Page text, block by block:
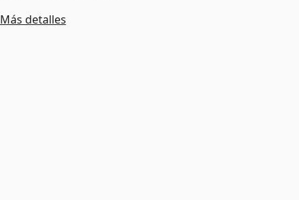
Más detalles